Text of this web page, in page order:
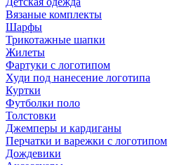
Вязаные комплекты
Шарфы
Трикотажные шапки
Жилеты
Фартуки с логотипом
Худи под нанесение логотипа
Куртки
Футболки поло
Толстовки
Джемперы и кардиганы
Перчатки и варежки с логотипом
Дождевики